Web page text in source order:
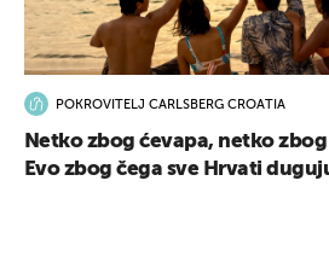
POKROVITELJ CARLSBERG CROATIA
Netko zbog ćevapa, netko
Evo zbog čega sve Hrvati